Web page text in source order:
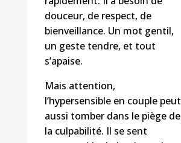
douceur, de respect, de
bienveillance. Un mot gentil,
un geste tendre, et tout
s’apaise.
Mais attention,
l’hypersensible en couple peut
aussi tomber dans le piège de
la culpabilité. Il se sent